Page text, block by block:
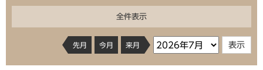
全件表示
先月 今月 来月